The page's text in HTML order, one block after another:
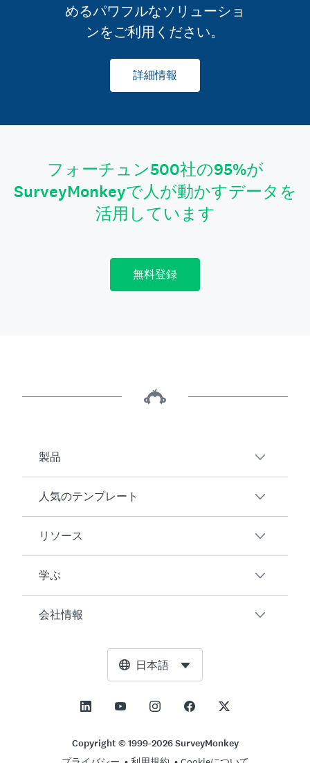
めるパワフルなソリューショ
ンをご利用ください。
詳細情報
フォーチュン500社の95%が
SurveyMonkeyで人が動かすデータを
活用しています
無料登録
製品
概要
アンケート
AIアンケート生成ツール
オンラインフォーム
マーケットリサーチ
アプリケーション管理
人気のテンプレート
顧客満足度
従業員エンゲージメント
イベントフィードバック
製品テスト
Net Promoter Score（NPS）
すべてのテンプレート
リソース
ユーザーの声
ブログ
サポート
お問い合わせ
学ぶ
アンケート作成方法
NPS計算ツール
許容誤差計算ツール
標本サイズ計算ツール
リッカート尺度
会社情報
リーダーシップチーム
展望と使命
社会的影響とインクルージョン
日本語
Copyright © 1999-2026 SurveyMonkey